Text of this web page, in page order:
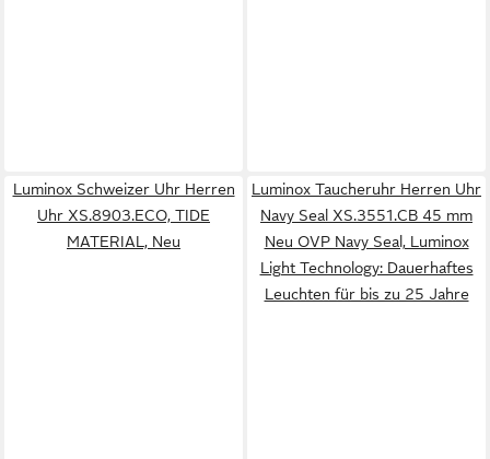
Luminox Schweizer Uhr Herren
Uhr XS.8903.ECO, TIDE
MATERIAL, Neu
Luminox Taucheruhr Herren Uhr
Navy Seal XS.3551.CB 45 mm
Neu OVP Navy Seal, Luminox
Light Technology: Dauerhaftes
Leuchten für bis zu 25 Jahre